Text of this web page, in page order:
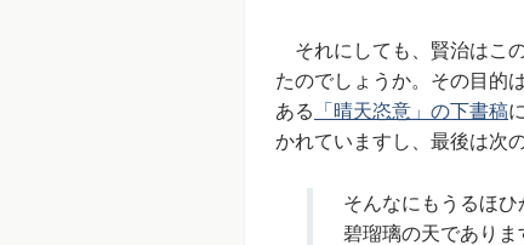
それにしても、賢治はこ
たのでしょうか。その目的
ある
「晴天恣意」の下書稿
かれていますし、最後は次
そんなにもうるほひ
碧瑠璃の天でありま